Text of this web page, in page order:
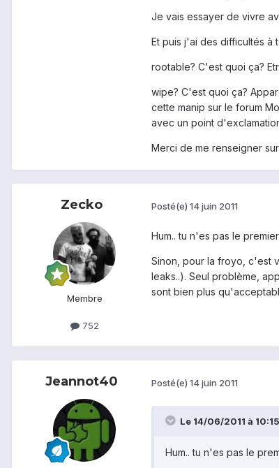
Je vais essayer de vivre
Et puis j'ai des difficultés
rootable? C'est quoi ça?
wipe? C'est quoi ça?
cette manip sur le forum
avec un point
Merci de me renseigner
Zecko
Membre
752
Posté(e) 14 juin 2011
Hum.. tu n'es pas le
Sinon, pour la froyo, c'est
leaks..). Seul problème,
sont bien plus
Jeannot40 Posté(e) 14 juin 2011
Le 14/06/2011 à
Hum.. tu n'es pas le